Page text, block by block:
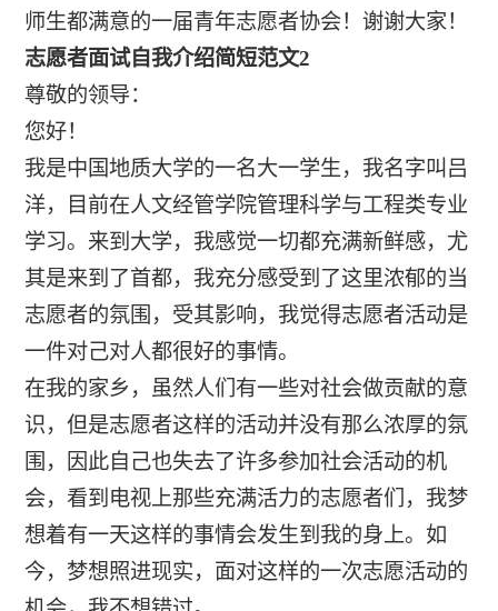
师生都满意的一届青年志愿者协会！谢谢大家！
志愿者面试自我介绍简短范文2
尊敬的领导：
您好！
我是中国地质大学的一名大一学生，我名字叫吕
洋，目前在人文经管学院管理科学与工程类专业
学习。来到大学，我感觉一切都充满新鲜感，尤
其是来到了首都，我充分感受到了这里浓郁的当
志愿者的氛围，受其影响，我觉得志愿者活动是
一件对己对人都很好的事情。
在我的家乡，虽然人们有一些对社会做贡献的意
识，但是志愿者这样的活动并没有那么浓厚的氛
围，因此自己也失去了许多参加社会活动的机
会，看到电视上那些充满活力的志愿者们，我梦
想着有一天这样的事情会发生到我的身上。如
今，梦想照进现实，面对这样的一次志愿活动的